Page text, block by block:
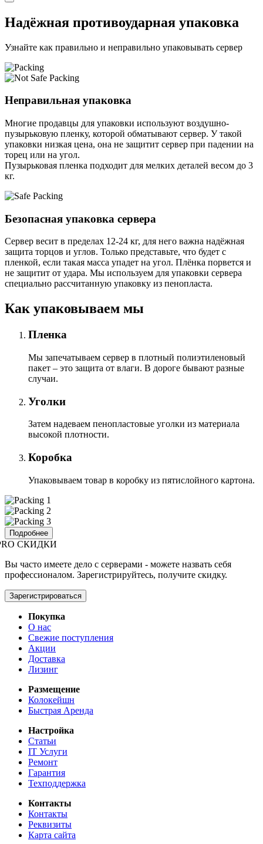
Надёжная противоударная упаковка
Узнайте как правильно и неправильно упаковывать сервер
Неправильная упаковка
Многие продавцы для упаковки используют воздушно-
пузырьковую пленку, которой обматывают сервер. У такой
упаковки низкая цена, она не защитит сервер при падении на
торец или на угол.
Пузырьковая пленка подходит для мелких деталей весом до 3
кг.
Безопасная упаковка сервера
Сервер весит в пределах 12-24 кг, для него важна надёжная
защита торцов и углов. Только представьте, что будет с
пленкой, если такая масса упадет на угол. Плёнка порвется и
не защитит от удара. Мы используем для упаковки сервера
специально расcчитанную упаковку из пенопласта.
Как упаковываем мы
Пленка
Мы запечатываем сервер в плотный полиэтиленовый
пакет – это защита от влаги. В дороге бывают разные
случаи.
Уголки
Затем надеваем пенопластовые уголки из материала
высокой плотности.
Коробка
Упаковываем товар в коробку из пятислойного картона.
Подробнее
СКИДКИ
Вы часто имеете дело с серверами - можете назвать себя
профессионалом. Зарегистрируйтесь, получите скидку.
Зарегистрироваться
Покупка
О нас
Свежие поступления
Акции
Доставка
Лизинг
Размещение
Колокейшн
Быстрая Аренда
Настройка
Статьи
IT Услуги
Ремонт
Гарантия
Техподдержка
Контакты
Контакты
Реквизиты
Карта сайта